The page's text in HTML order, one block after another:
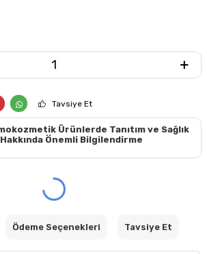
Tavsiye Et
Ürünlerde Tanıtım ve Sağlık
Hakkında Önemli Bilgilendirme
Ödeme Seçenekleri Tavsiye Et